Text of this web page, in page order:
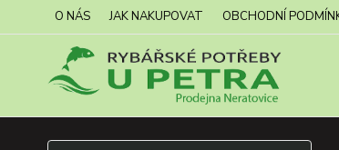
O NÁS JAK NAKUPOVAT OBCHODNÍ